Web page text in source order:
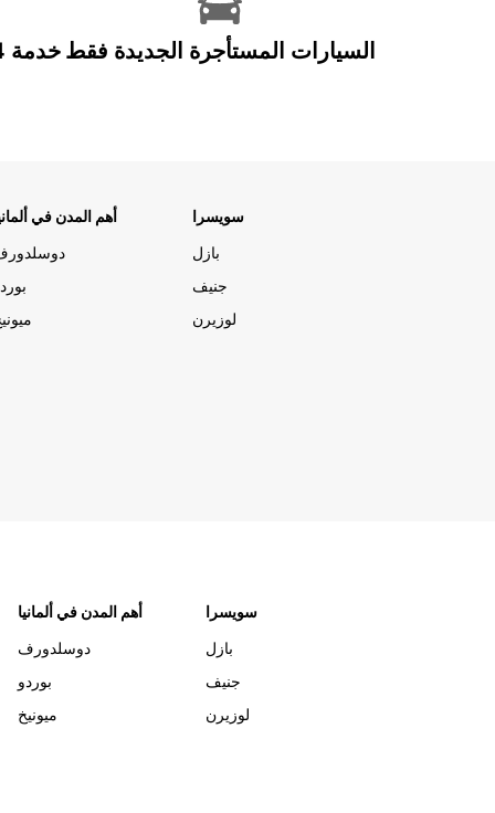
السيارات المستأجرة الجديدة فقط
أهم المدن في
سويسرا
بازل
جنيف
لوزيرن
أهم المدن في ألمانيا
دوسلدورف
بوردو
ميونيخ
سويسرا
بازل
جنيف
لوزيرن